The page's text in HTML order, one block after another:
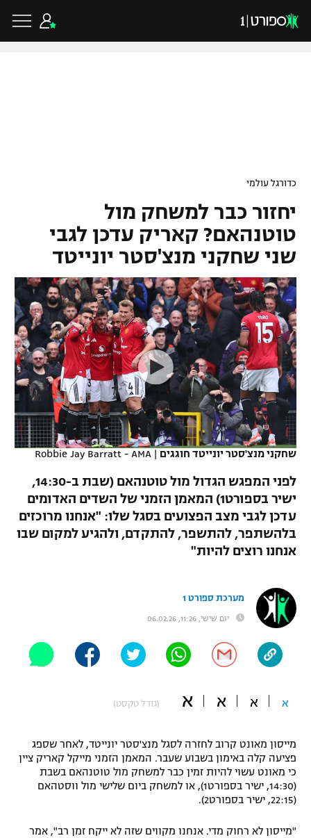
VOD
רץ ברשת
תוצאות
לוח שידורים
ברחבה
"מעל הליגה" – פודקאסט
"מחצית בשכונה" – פודקאסט
תקנון עבור פעילות אלקטרה
תקנון עבור פעילות ספורט 1 – "מרלן"
גיימינג E-Sports
תנאי שימוש
גביע הטוטו
ליגיונרים
גביע המדינה
נבחרת ישראל
מכבי חיפה
בית"ר ירושלים
מכבי תל אביב
הפועל תל אביב
הפועל חיפה
הפועל באר שבע
בני יהודה
ליגת האלופות
ליגה אירופית
ליגה אנגלית
ליגה גרמנית
ליגה ספרדית
ליגה איטלקית
ליגה צרפתית
ליגה הולנדית
ליגה טורקית
ליגה סינית
ליגה ברזילאית
כדורסל ישראלי
ליגת ווינר סל
ליגה לאומית
כדורסל נשים
מכבי תל אביב
הפועל חולון
הפועל ירושלים
דני אבדיה
כדורסל עולמי
NBA
יורוליג
יורוקאפ
ענפים נוספים
טניס
כדוריד
כדורעף
שחייה
ג'ודו
אגרוף
ספורט אולימפי
היאבקות WWE
אופניים
פוטבול אמריקאי NFL
בייסבול MLB
כדורגל עולמי
יחזור כבר למשחק מול
טוטנהאם? קאריק עדכן לגבי
שני שחקני מנצ'סטר יונייטד
שחקני מנצ'סטר יונייטד חוגגים |
Robbie Jay Barratt - AMA
לפני המפגש הגדול מול טוטנהאם (שבת ב-14:30,
ישיר בספורט1) המאמן הזמני של השדים האדומים
עדכן לגבי מצב הפצועים בסגל שלו: "אנחנו מרוכזים
בלהשתפר, להתשפר, להתקדם, ולהגיע למקום שבו
אנחנו רוצים להיות"
מערכת ספורט 1
יום שישי, 11:26, 06.02.26
א א א א (גודל טקסט)
מייסון מאונט קרוב לחזרה לסגל מנצ'סטר יונייטד, לאחר שספג
פציעה קלה באימון בשבוע שעבר. המאמן הזמני מייקל קאריק ציין
כי מאונט עשוי להיות זמין כבר למשחק מול טוטנהאם בשבת
(14:30, ישיר בספורט1), או למשחק ביום שלישי מול ווסטהאם
(22:15, ישיר בספורט2).
"מייסון לא רחוק מדי. אנחנו מקווים שזה לא ייקח זמן רב", אמר